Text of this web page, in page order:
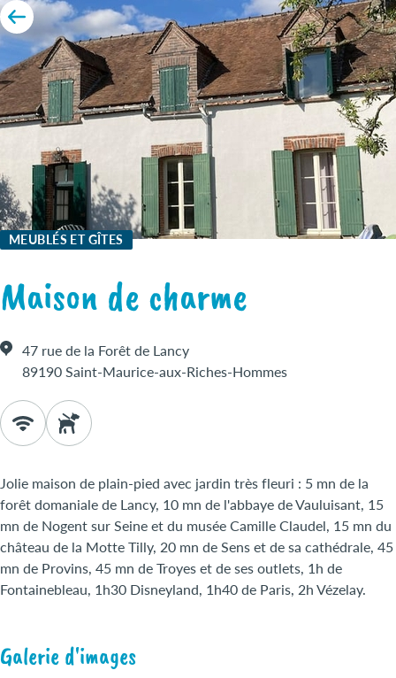
MEUBLÉS ET GÎTES
Maison de charme
47 rue de la Forêt de Lancy
89190 Saint-Maurice-aux-Riches-Hommes
Jolie maison de plain-pied avec jardin très fleuri : 5 mn de la
forêt domaniale de Lancy, 10 mn de l'abbaye de Vauluisant, 15
mn de Nogent sur Seine et du musée Camille Claudel, 15 mn du
château de la Motte Tilly, 20 mn de Sens et de sa cathédrale, 45
mn de Provins, 45 mn de Troyes et de ses outlets, 1h de
Fontainebleau, 1h30 Disneyland, 1h40 de Paris, 2h Vézelay.
Galerie d'images